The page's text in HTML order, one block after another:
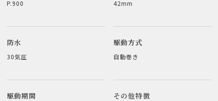
P.900 42mm
防水
30気圧
駆動方式
自動巻き
駆動期間 その他特徴